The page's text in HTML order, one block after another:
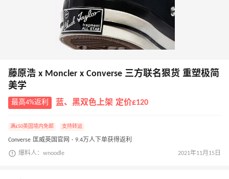
藤原浩 x Moncler x Converse 三方联名狠货 重塑极简
美学
最高4%返利 蓝、黑双色上架 定价£120
满£50英国境内免邮 支持转运
Converse 匡威英国官网 · 9.4万人下单获得返利
爆料人：wnoodle 2021年11月15日